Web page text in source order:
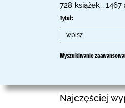
728 książek ,
Tytuł:
Wyszukiwanie
Najczęściej